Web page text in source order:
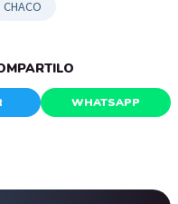
CHACO
WHATSAPP